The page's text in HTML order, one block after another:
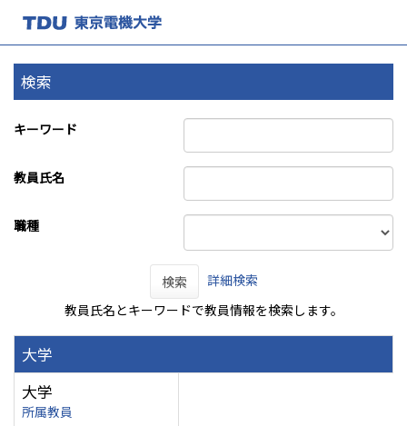
検索
キーワード
教員氏名
職種
検索
詳細検索
教員氏名とキーワードで教員情報を検索します。
大学
大学
所属教員